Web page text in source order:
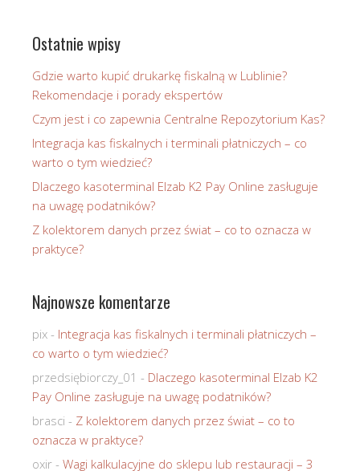
Ostatnie wpisy
Gdzie warto kupić drukarkę fiskalną w Lublinie?
Rekomendacje i porady ekspertów
Czym jest i co zapewnia Centralne Repozytorium Kas?
Integracja kas fiskalnych i terminali płatniczych – co
warto o tym wiedzieć?
Dlaczego kasoterminal Elzab K2 Pay Online zasługuje
na uwagę podatników?
Z kolektorem danych przez świat – co to oznacza w
praktyce?
Najnowsze komentarze
pix - Integracja kas fiskalnych i terminali płatniczych –
co warto o tym wiedzieć?
przedsiębiorczy_01 - Dlaczego kasoterminal Elzab K2
Pay Online zasługuje na uwagę podatników?
brasci - Z kolektorem danych przez świat – co to
oznacza w praktyce?
oxir - Wagi kalkulacyjne do sklepu lub restauracji – 3